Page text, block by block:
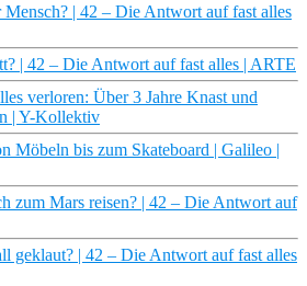
| 42 – Die Antwort auf fast alles
| 42 – Die Antwort auf fast alles | ARTE
verloren: Über 3 Jahre Knast und
| Y-Kollektiv
Möbeln bis zum Skateboard | Galileo |
zum Mars reisen? | 42 – Die Antwort auf
geklaut? | 42 – Die Antwort auf fast alles